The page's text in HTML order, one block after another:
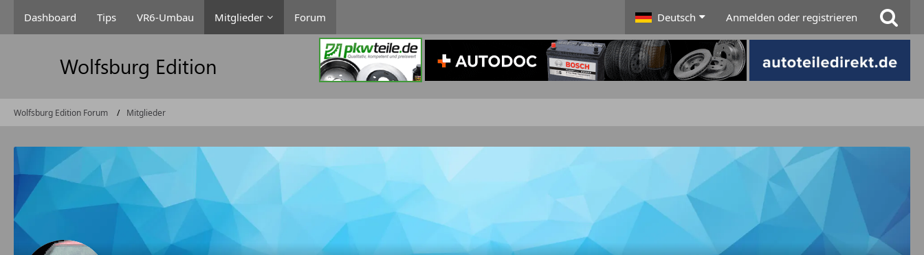
Dashboard Tips VR6-Umbau Mitglieder Forum Deutsch Anmelden oder registrieren
Wolfsburg Edition Forum Mitglieder